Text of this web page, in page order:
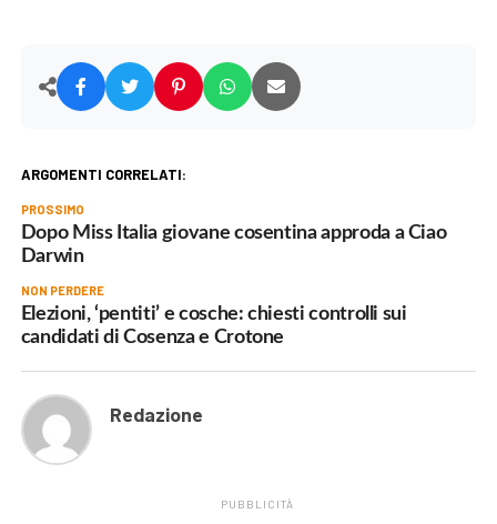
ARGOMENTI CORRELATI:
PROSSIMO
Dopo Miss Italia giovane cosentina approda a Ciao
Darwin
NON PERDERE
Elezioni, ‘pentiti’ e cosche: chiesti controlli sui
candidati di Cosenza e Crotone
Redazione
PUBBLICITÀ